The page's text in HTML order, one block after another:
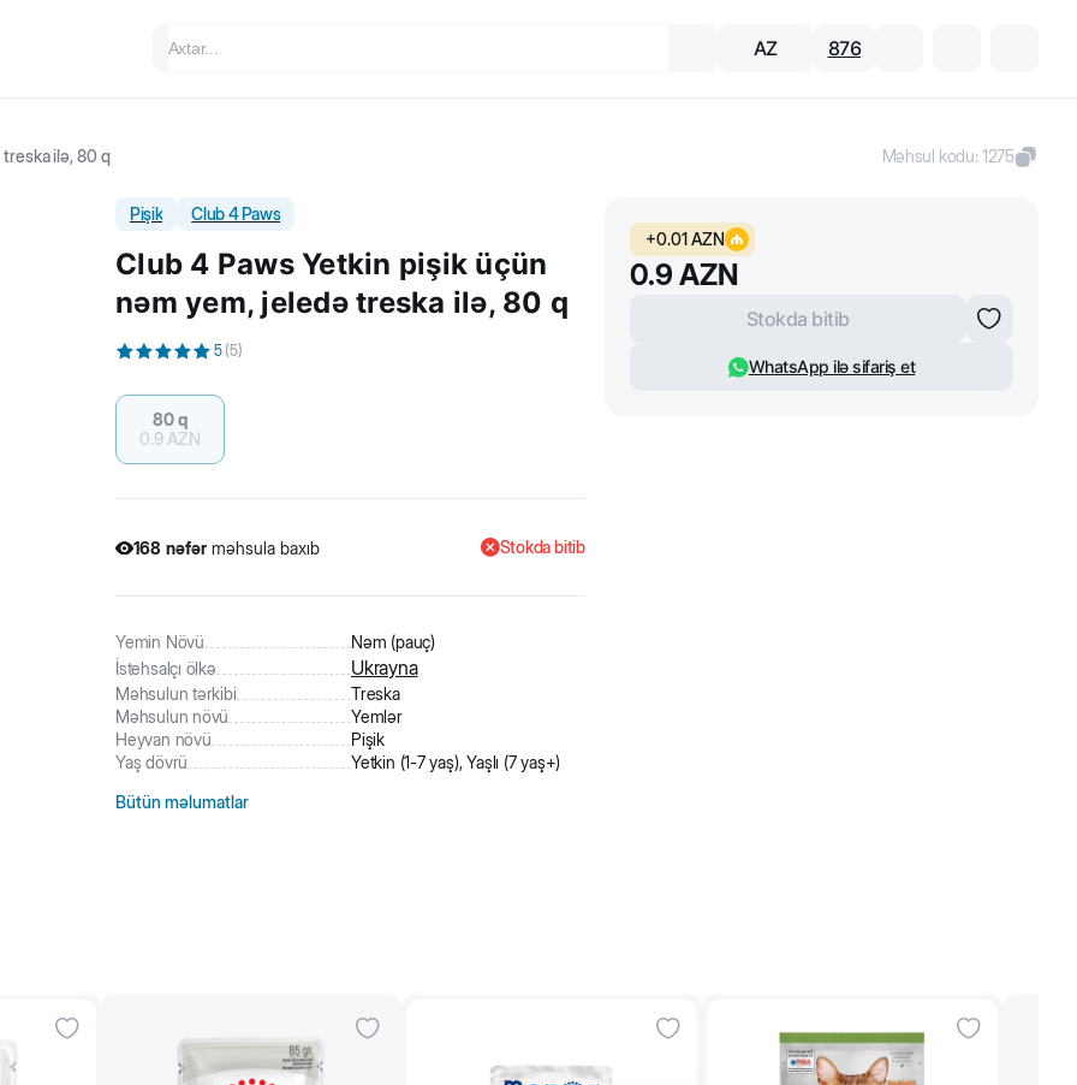
AZ 876
ilə, 80 q Məhsul kodu:1275
Pişik Club 4 Paws
Club 4 Paws Yetkin pişik üçün
nəm yem, jeledə treska ilə, 80 q
5 (5)
168 nəfər məhsula baxıb
Stokda bitib
80 q
0.9 AZN
Yemin Növü
Nəm (pauç)
İstehsalçı ölkə
Ukrayna
Məhsulun tərkibi
Treska
Məhsulun növü
Yemlər
Heyvan növü
Pişik
Yaş dövrü
Yetkin (1-7 yaş), Yaşlı (7 yaş+)
Bütün məlumatlar
+0.01AZN
0.9 AZN
Stokda bitib
WhatsApp ilə sifariş et